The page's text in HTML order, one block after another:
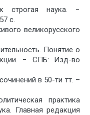
строгая наука. −
с.
великорусского
Понятие о
− СПБ: Изд-во
в 50-ти тт. –
практика
Главная редакция